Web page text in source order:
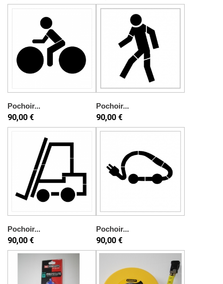
Pochoir...
90,00 €
Pochoir...
90,00 €
Pochoir...
90,00 €
Pochoir...
90,00 €